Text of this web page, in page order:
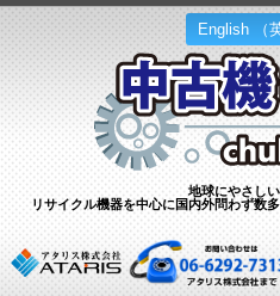
English （
地球にやさし
リサイクル機器を中心に国内外問わず数